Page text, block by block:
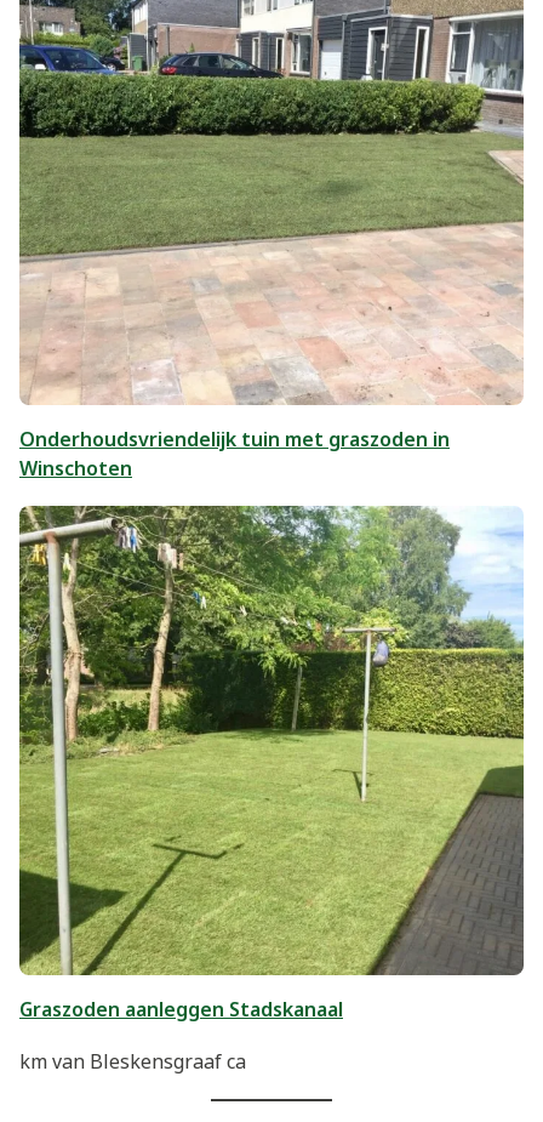
Onderhoudsvriendelijk tuin met graszoden in
Winschoten
Graszoden aanleggen Stadskanaal
km van Bleskensgraaf ca